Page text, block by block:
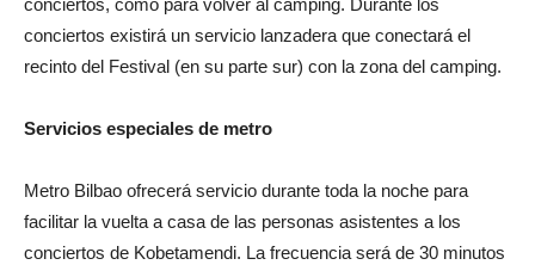
conciertos existirá un servicio lanzadera que conectará el
recinto del Festival (en su parte sur) con la zona del camping.
Servicios especiales de metro
Metro Bilbao ofrecerá servicio durante toda la noche para
facilitar la vuelta a casa de las personas asistentes a los
conciertos de Kobetamendi. La frecuencia será de 30 minutos